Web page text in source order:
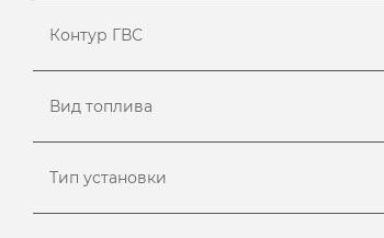
Контур ГВС
Вид топлива
Тип установки